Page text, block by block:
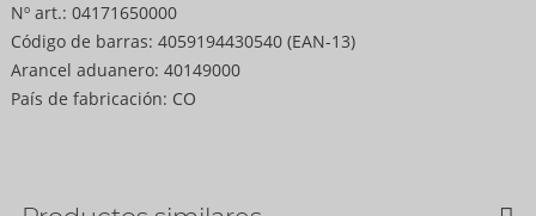
Nº art.: 04171650000
Código de barras: 4059194430540 (EAN-13)
Arancel aduanero: 40149000
País de fabricación: CO